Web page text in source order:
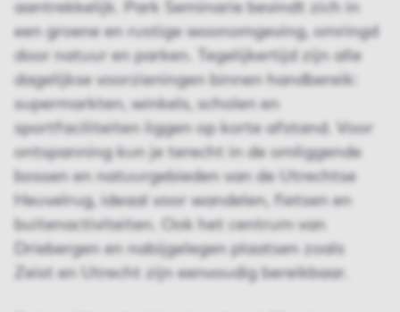
aantrekkelijk. Park Seminarie bevindt zich in
een groene en rustige woonomgeving, omringd
door natuur en parken. Tegelijkertijd zijn alle
dagelijkse voorzieningen binnen handbereik:
supermarkten, winkels, scholen en
sportfaciliteiten liggen op korte afstand. Voor
ontspanning kun je terecht in de omliggende
bossen en natuurgebieden van de Utrechtse
Heuvelrug, ideaal voor wandelen, fietsen en
buitenactiviteiten. Ook het centrum van
Driebergen en nabijgelegen plaatsen zoals
Zeist en Utrecht zijn eenvoudig bereikbaar.